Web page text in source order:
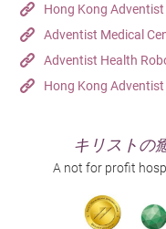
Hong Kong
Adventist Medical
Adventist Health
Hong Kong
キリストの
A not for profit